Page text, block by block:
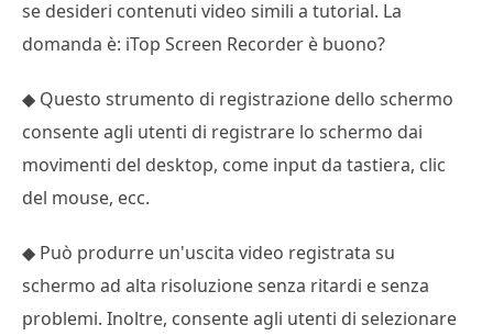
se desideri contenuti video simili a tutorial. La
domanda è: iTop Screen Recorder è buono?
◆ Questo strumento di registrazione dello schermo
consente agli utenti di registrare lo schermo dai
movimenti del desktop, come input da tastiera, clic
del mouse, ecc.
◆ Può produrre un'uscita video registrata su
schermo ad alta risoluzione senza ritardi e senza
problemi. Inoltre, consente agli utenti di selezionare